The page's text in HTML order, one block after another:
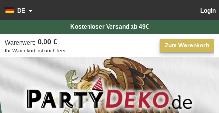
Login
DE
Zum Warenkorb
Ihr Warenkorb ist noch leer.
Warenwert: 0,00 €
Kostenloser Versand ab 49€